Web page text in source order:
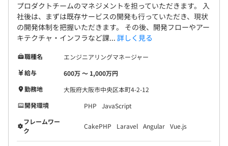
プロダクトチームのマネジメントを担っていただきます。 入
社後は、まずは既存サービスの開発も行っていただき、現状
の開発体制を把握いただきます。 その後、開発フローやアー
キテクチャ・インフラなど課... 詳しく見る
職種名
エンジニアリングマネージャー
給与
600万 〜 1,000万円
勤務地
大阪府大阪市中央区本町4-2-12
開発環境
PHP
JavaScript
フレームワー
ク
CakePHP Laravel Angular Vue.js